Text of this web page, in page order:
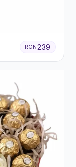
RON 239